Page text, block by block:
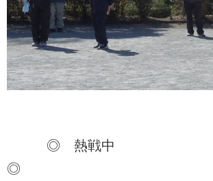
◎ 熱戦中